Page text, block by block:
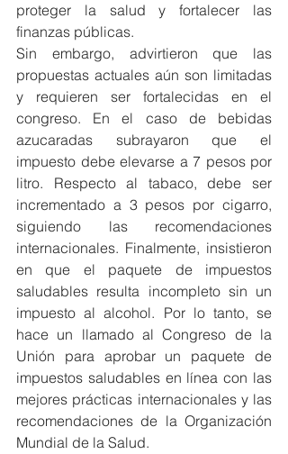
proteger la salud y fortalecer las
finanzas públicas.
Sin embargo, advirtieron que las
propuestas actuales aún son limitadas
y requieren ser fortalecidas en el
congreso. En el caso de bebidas
azucaradas subrayaron que el
impuesto debe elevarse a 7 pesos por
litro. Respecto al tabaco, debe ser
incrementado a 3 pesos por cigarro,
siguiendo las recomendaciones
internacionales. Finalmente, insistieron
en que el paquete de impuestos
saludables resulta incompleto sin un
impuesto al alcohol. Por lo tanto, se
hace un llamado al Congreso de la
Unión para aprobar un paquete de
impuestos saludables en línea con las
mejores prácticas internacionales y las
recomendaciones de la Organización
Mundial de la Salud.